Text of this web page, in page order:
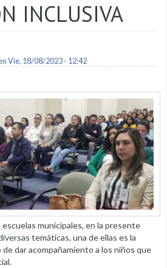
INCLUSIVA
Vie, 18/08/2023 - 12:42
municipales, en la presente
temáticas, una de ellas es la
dar acompañamiento a los niños que